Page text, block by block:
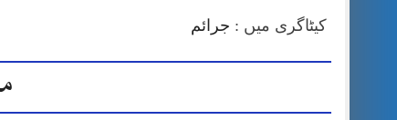
کیٹاگری میں : جرائم